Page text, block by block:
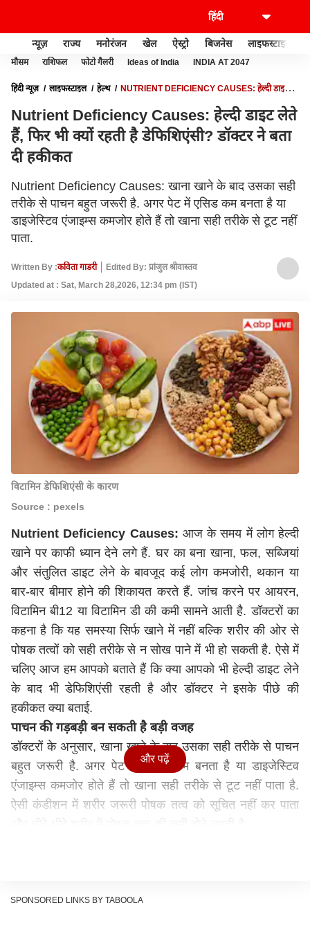
न्यूज़ राज्य मनोरंजन खेल ऐस्ट्रो बिजनेस लाइफस्टाइल
मौसम राशिफल फोटो गैलरी Ideas of India INDIA AT 2047
हिंदी न्यूज़ लाइफस्टाइल हेल्थ
NUTRIENT DEFICIENCY CAUSES: हेल्दी डाइट
Nutrient Deficiency Causes: हेल्दी डाइट लेते
हैं, फिर भी क्यों रहती है डेफिशिएंसी? डॉक्टर ने बता
दी हकीकत
Nutrient Deficiency Causes: खाना खाने के बाद उसका सही
तरीके से पाचन बहुत जरूरी है. अगर पेट में एसिड कम बनता है या
डाइजेस्टिव एंजाइम्स कमजोर होते हैं तो खाना सही तरीके से टूट नहीं
पाता.
Written By :कविता गाडरी
Edited By: प्रांजुल श्रीवास्तव
Updated at : Sat, March 28,2026, 12:34 pm (IST)
विटामिन डेफिशिएंसी के कारण
Source : pexels
Nutrient Deficiency Causes: आज के समय में लोग हेल्दी
खाने पर काफी ध्यान देने लगे हैं. घर का बना खाना, फल, सब्जियां
और संतुलित डाइट लेने के बावजूद कई लोग कमजोरी, थकान या
बार-बार बीमार होने की शिकायत करते हैं. जांच करने पर आयरन,
विटामिन बी12 या विटामिन डी की कमी सामने आती है. डॉक्टरों का
कहना है कि यह समस्या सिर्फ खाने में नहीं बल्कि शरीर की ओर से
पोषक तत्वों को सही तरीके से न सोख पाने में भी हो सकती है. ऐसे में
चलिए आज हम आपको बताते हैं कि क्या आपको भी हेल्दी डाइट लेने
के बाद भी डेफिशिएंसी रहती है और डॉक्टर ने इसके पीछे की
हकीकत क्या बताई.
पाचन की गड़बड़ी बन सकती है बड़ी वजह
डॉक्टरों के अनुसार, खाना खाने के बाद उसका सही तरीके से पाचन
बहुत जरूरी है. अगर पेट में एसिड कम बनता है या डाइजेस्टिव
एंजाइम्स कमजोर होते हैं तो खाना सही तरीके से टूट नहीं पाता है.
ऐसी कंडीशन में शरीर जरूरी पोषक तत्व को सूचित नहीं कर पाता
आंतों की सेहत भी है जरूरी
और पढ़ें
SPONSORED LINKS BY TABOOLA